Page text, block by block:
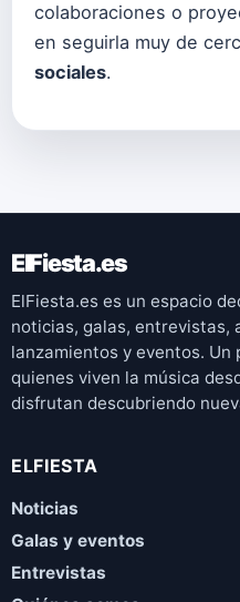
colaboraciones o
en seguirla muy de
sociales.
ElFiesta.es
ElFiesta.es es un espacio
noticias, galas, entrevistas,
lanzamientos y eventos.
quienes viven la música
disfrutan descubriendo
ELFIESTA
Noticias
Galas y eventos
Entrevistas